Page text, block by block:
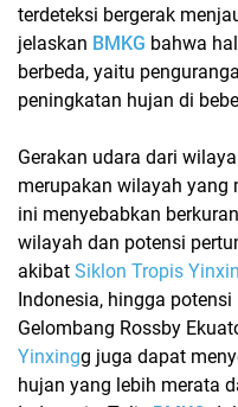
terdeteksi bergerak
jelaskan BMKG bahwa
berbeda, yaitu
peningkatan hujan di
Gerakan udara dari
merupakan wilayah yang
ini menyebabkan
wilayah dan potensi
akibat Siklon Tropis
Indonesia, hingga
Gelombang Rossby
Yinxingg juga dapat
hujan yang lebih merata